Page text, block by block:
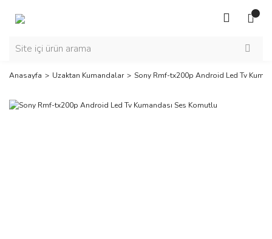
Anasayfa Uzaktan Kumandalar Sony Rmf-tx200p Android Led Tv